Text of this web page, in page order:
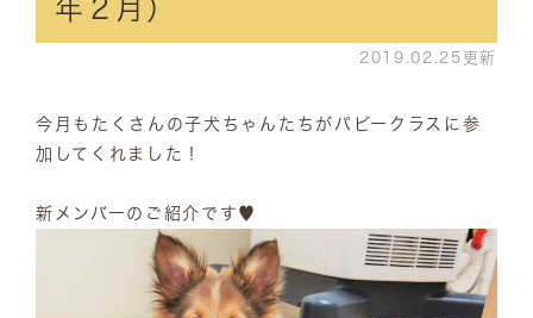
年２月）
2019.02.25更新
今月もたくさんの子犬ちゃんたちがパピークラスに参
加してくれました！
新メンバーのご紹介です♥